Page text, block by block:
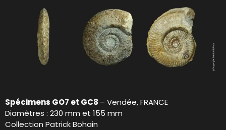
Spécimens GO7 et GC8 – Vendée, FRANCE
Diamètres : 230 mm et 155 mm
Collection Patrick Bohain